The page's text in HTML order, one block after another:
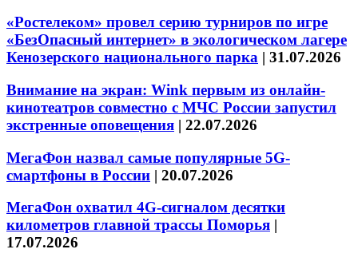
«Ростелеком» провел серию турниров по игре
«БезОпасный интернет» в экологическом лагере
Кенозерского национального парка | 31.07.2026
Внимание на экран: Wink первым из онлайн-
кинотеатров совместно с МЧС России запустил
экстренные оповещения | 22.07.2026
МегаФон назвал самые популярные 5G-
смартфоны в России | 20.07.2026
МегаФон охватил 4G-сигналом десятки
километров главной трассы Поморья |
17.07.2026